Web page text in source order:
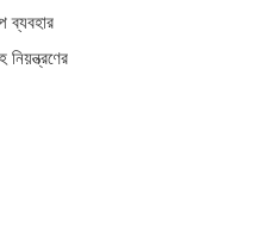
ব্যবহার